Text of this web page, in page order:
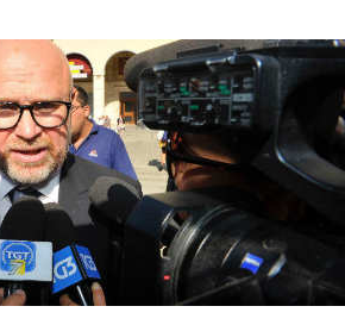
Mondiali calcio 2026